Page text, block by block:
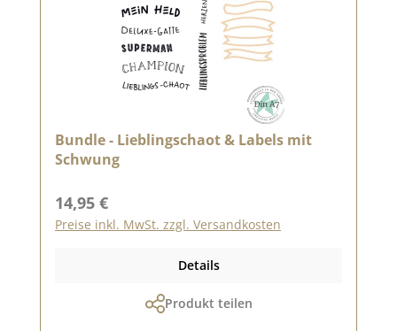
Bundle - Lieblingschaot & Labels mit
Schwung
Regulärer Preis:
14,95 €
Preise inkl. MwSt. zzgl. Versandkosten
Details
Produkt teilen